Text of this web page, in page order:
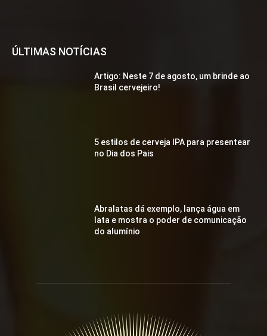
ÚLTIMAS NOTÍCIAS
Artigo: Neste 7 de agosto, um brinde ao
Brasil cervejeiro!
5 estilos de cerveja IPA para presentear
no Dia dos Pais
Abralatas dá exemplo, lança água em
lata e mostra o poder de comunicação
do alumínio